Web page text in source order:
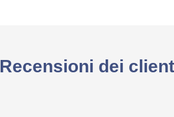
Recensioni dei